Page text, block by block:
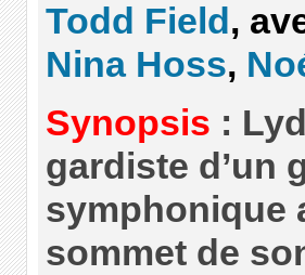
Todd Field ,
Nina Hoss,
Synopsis :
gardiste d’un
symphonique
sommet de